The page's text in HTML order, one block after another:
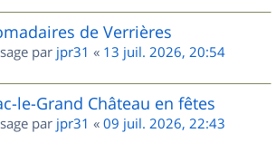
de Verrières
par jpr31 « 13 juil. 2026, 20:54
le-Grand Château en fêtes
par jpr31 « 09 juil. 2026, 22:43